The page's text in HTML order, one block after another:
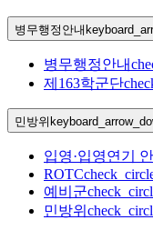
병무행정안내
병무행정안내
제163학군단
민방위
입영·입영연기
ROTC
예비군
민방위